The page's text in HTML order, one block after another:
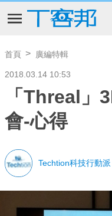
首頁 廣編特輯
2018.03.14 10:53
「Threal」
會-心得
Techtion科技行動派